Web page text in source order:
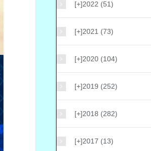
[+]2022 (51)
[+]2021 (73)
[+]2020 (104)
[+]2019 (252)
[+]2018 (282)
[+]2017 (13)